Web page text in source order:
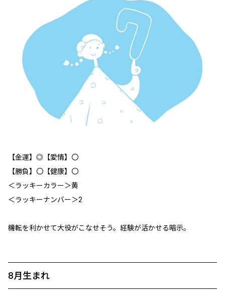
【金運】◎【愛情】〇
【勝負】〇【健康】〇
＜ラッキーカラー＞黄
＜ラッキーナンバー＞2
機転を利かせて大役がこなせそう。経験が活かせる暗示。
8月生まれ